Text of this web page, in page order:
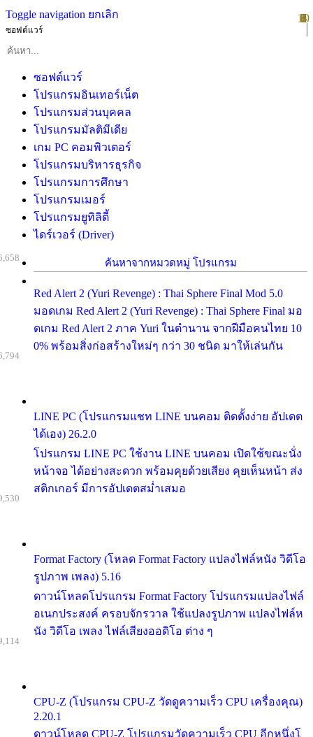
Toggle navigation ยกเลิก
ซอฟต์แวร์
ซอฟต์แวร์
โปรแกรมอินเทอร์เน็ต
โปรแกรมส่วนบุคคล
โปรแกรมมัลติมีเดีย
เกม PC คอมพิวเตอร์
โปรแกรมบริหารธุรกิจ
โปรแกรมการศึกษา
โปรแกรมเมอร์
โปรแกรมยูทิลิตี้
ไดร์เวอร์ (Driver)
ค้นหาจากหมวดหมู่ โปรแกรม
Red Alert 2 (Yuri Revenge) : Thai Sphere Final Mod 5.0
มอดเกม Red Alert 2 (Yuri Revenge) : Thai Sphere Final มอ
ดเกม Red Alert 2 ภาค Yuri ในตำนาน จากฝีมือคนไทย 10
0% พร้อมสิ่งก่อสร้างใหม่ๆ กว่า 30 ชนิด มาให้เล่นกัน
LINE PC (โปรแกรมแชท LINE บนคอม ติดตั้งง่าย อัปเดต
ได้เอง) 26.2.0
โปรแกรม LINE PC ใช้งาน LINE บนคอม เปิดใช้ขณะนั่ง
หน้าจอ ได้อย่างสะดวก พร้อมคุยด้วยเสียง คุยเห็นหน้า ส่ง
สติกเกอร์ มีการอัปเดตสม่ำเสมอ
Format Factory (โหลด Format Factory แปลงไฟล์หนัง วิดีโอ
รูปภาพ เพลง) 5.16
ดาวน์โหลดโปรแกรม Format Factory โปรแกรมแปลงไฟล์
อเนกประสงค์ ครอบจักรวาล ใช้แปลงรูปภาพ แปลงไฟล์ห
นัง วิดีโอ เพลง ไฟล์เสียงออดิโอ ต่าง ๆ
CPU-Z (โปรแกรม CPU-Z วัดดูความเร็ว CPU เครื่องคุณ)
2.20.1
ดาวน์โหลด CPU-Z โปรแกรมวัดความเร็ว CPU อีกหนึ่งโ
1
2
3
4
5
6
7
8
9
10